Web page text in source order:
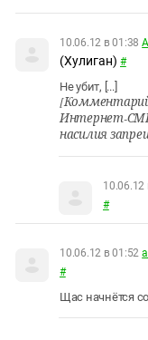
10.06.12 в 01:38
(Хулиган) #
Не убит, [...]
Интернет-СМИ
насилия
10.06.12
#
10.06.12 в 01:52
#
Щас начнётся